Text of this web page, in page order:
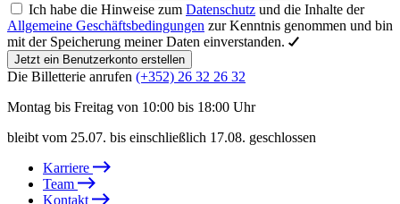
Ich habe die Hinweise zum Datenschutz und die Inhalte der
Allgemeine Geschäftsbedingungen zur Kenntnis genommen und bin
mit der Speicherung meiner Daten einverstanden.
Jetzt ein Benutzerkonto erstellen
Die Billetterie anrufen (+352) 26 32 26 32
Montag bis Freitag von 10:00 bis 18:00 Uhr
bleibt vom 25.07. bis einschließlich 17.08. geschlossen
Karriere
Team
Kontakt